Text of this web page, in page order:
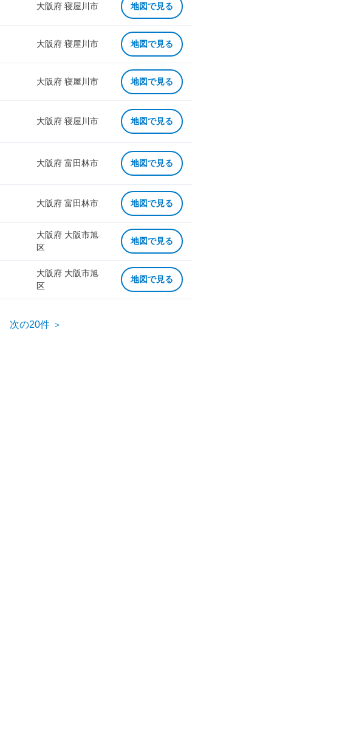
大阪府 寝屋川市 地図で見る
大阪府 寝屋川市 地図で見る
大阪府 寝屋川市 地図で見る
大阪府 寝屋川市 地図で見る
大阪府 富田林市 地図で見る
大阪府 富田林市 地図で見る
大阪府 大阪市旭
区
地図で見る
大阪府 大阪市旭
区
地図で見る
次の20件 ＞